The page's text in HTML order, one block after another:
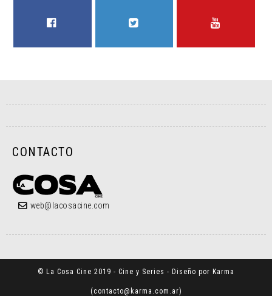
CONTACTO
web@lacosacine.com
© La Cosa Cine 2019 - Cine y Series - Diseño por Karma
(contacto@karma.com.ar)